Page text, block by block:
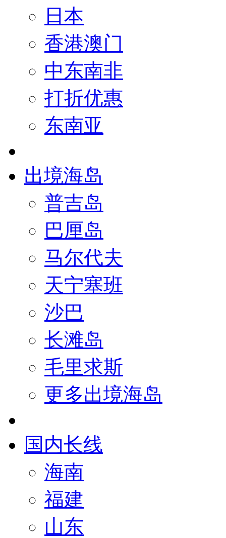
日本
香港澳门
中东南非
打折优惠
东南亚
出境海岛
普吉岛
巴厘岛
马尔代夫
天宁塞班
沙巴
长滩岛
毛里求斯
更多出境海岛
国内长线
海南
福建
山东